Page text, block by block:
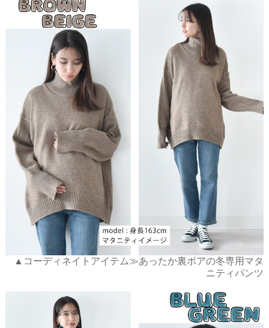
▲コーディネイトアイテム≫あったか裏ボアの冬専用マタ
ニティパンツ